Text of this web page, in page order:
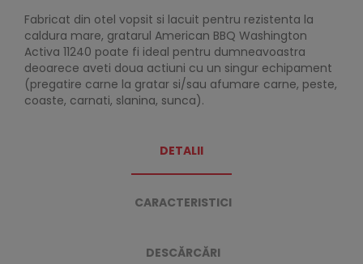
Fabricat din otel vopsit si lacuit pentru rezistenta la
caldura mare, gratarul American BBQ Washington
Activa 11240 poate fi ideal pentru dumneavoastra
deoarece aveti doua actiuni cu un singur echipament
(pregatire carne la gratar si/sau afumare carne, peste,
coaste, carnati, slanina, sunca).
DETALII
CARACTERISTICI
DESCĂRCĂRI